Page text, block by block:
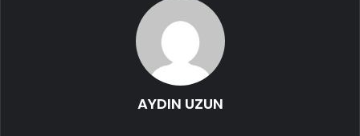
AYDIN UZUN